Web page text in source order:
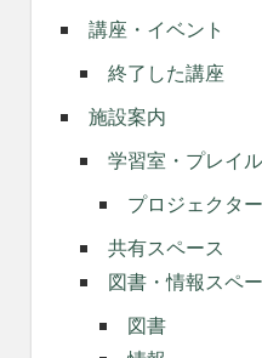
講座・イベント
終了した講座
施設案内
学習室・プレイ
プロジェクタ
共有スペース
図書・情報スペ
図書